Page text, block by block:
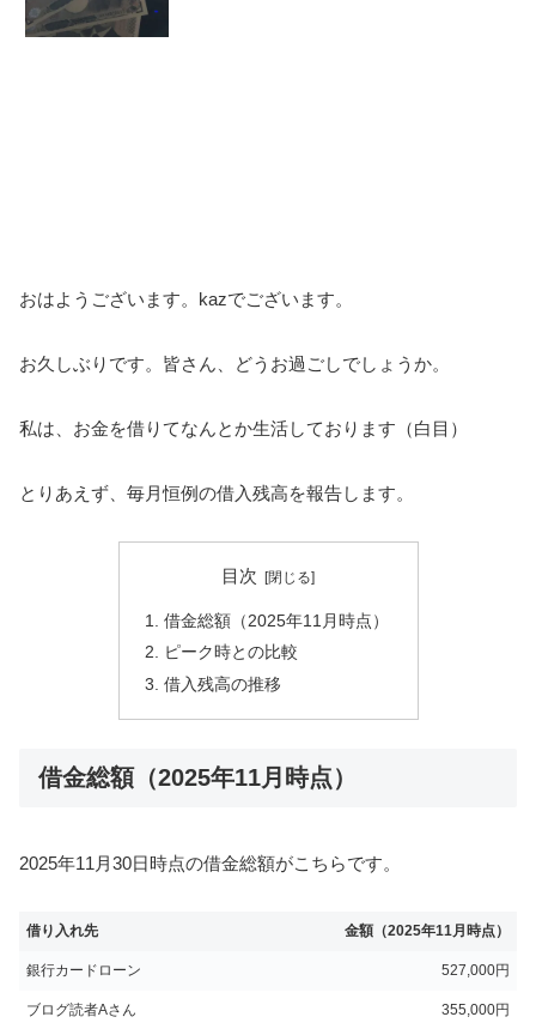
おはようございます。kazでございます。
お久しぶりです。皆さん、どうお過ごしでしょうか。
私は、お金を借りてなんとか生活しております（白目）
とりあえず、毎月恒例の借入残高を報告します。
目次
借金総額（2025年11月時点）
ピーク時との比較
借入残高の推移
借金総額（2025年11月時点）
2025年11月30日時点の借金総額がこちらです。
借り入れ先 金額（2025年11月時点）
銀行カードローン 527,000円
ブログ読者Aさん 355,000円